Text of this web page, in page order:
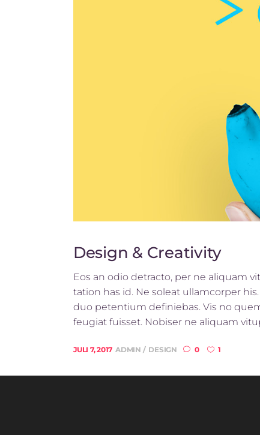
Design & Creativity
Eos an odio detracto, per ne aliquam
tation has id. Ne soleat ullamcorper
duo petentium definiebas. Vis no
feugiat fuisset. Nobiser ne aliquam
JULI 7, 2017 ADMIN DESIGN 0 1